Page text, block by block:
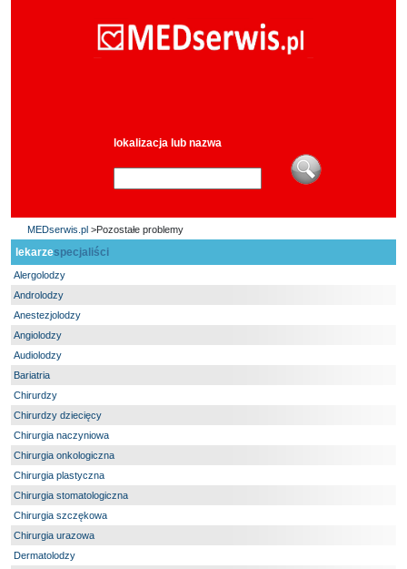
lokalizacja lub nazwa
MEDserwis.pl >Pozostałe problemy
lekarzespecjaliści
Alergolodzy
Androlodzy
Anestezjolodzy
Angiolodzy
Audiolodzy
Bariatria
Chirurdzy
Chirurdzy dziecięcy
Chirurgia naczyniowa
Chirurgia onkologiczna
Chirurgia plastyczna
Chirurgia stomatologiczna
Chirurgia szczękowa
Chirurgia urazowa
Dermatolodzy